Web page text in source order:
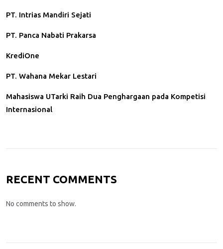
PT. Intrias Mandiri Sejati
PT. Panca Nabati Prakarsa
KrediOne
PT. Wahana Mekar Lestari
Mahasiswa UTarki Raih Dua Penghargaan pada Kompetisi
Internasional
RECENT COMMENTS
No comments to show.